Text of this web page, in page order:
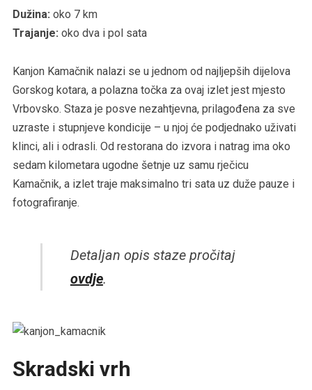
Dužina: oko 7 km
Trajanje: oko dva i pol sata
Kanjon Kamačnik nalazi se u jednom od najljepših dijelova
Gorskog kotara, a polazna točka za ovaj izlet jest mjesto
Vrbovsko. Staza je posve nezahtjevna, prilagođena za sve
uzraste i stupnjeve kondicije – u njoj će podjednako uživati
klinci, ali i odrasli. Od restorana do izvora i natrag ima oko
sedam kilometara ugodne šetnje uz samu rječicu
Kamačnik, a izlet traje maksimalno tri sata uz duže pauze i
fotografiranje.
Detaljan opis staze pročitaj
ovdje.
Skradski vrh